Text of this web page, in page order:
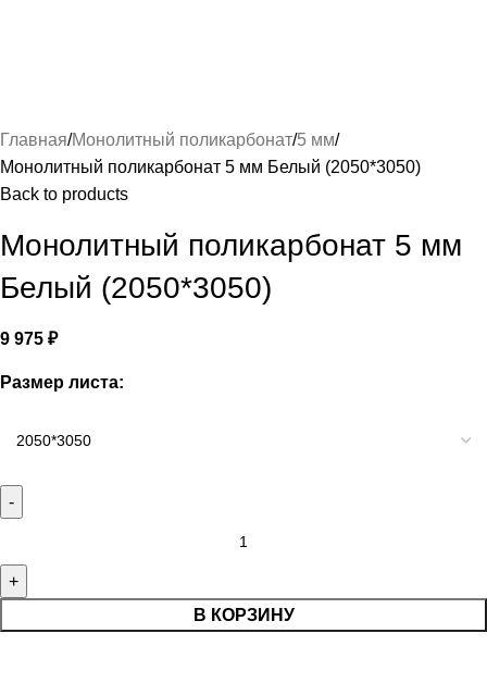
Главная Монолитный поликарбонат 5 мм
Монолитный поликарбонат 5 мм Белый (2050*3050)
Back to products
Монолитный поликарбонат 5 мм
Белый (2050*3050)
9 975 ₽
Размер листа:
В КОРЗИНУ